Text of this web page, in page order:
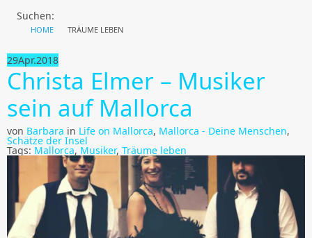
Suchen:
HOME TRÄUME LEBEN
29Apr.2018
Christa Elmer – Musiker
sein auf Mallorca
von Barbara in Life on Mallorca, Mallorca - Deine Menschen,
Schätze der Insel
Tags: Mallorca, Musiker, Träume leben